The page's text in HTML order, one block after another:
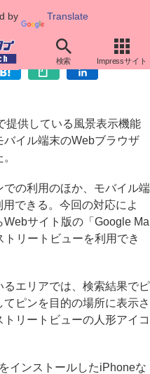
by Translate
検索 Impressサイト
ブラウザから利用可能に
供している風景表示機能
イル端末のWebブラウザ
の利用のほか、モバイル端
できる。今回の対応によ
サイト版の「Google Ma
リートビューを利用でき
エリアでは、検索結果でピ
ピンを目的の場所に表示さ
リートビューの人形アイコ
インストールしたiPhoneな